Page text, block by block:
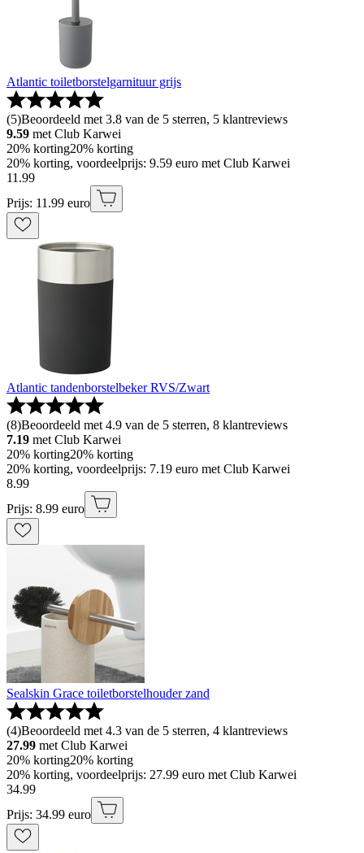
Atlantic toiletborstelgarnituur grijs
(5)Beoordeeld met 3.8 van de 5 sterren, 5 klantreviews
9.59 met Club Karwei
20% korting20% korting
20% korting, voordeelprijs: 9.59 euro met Club Karwei
11 .99
Prijs: 11.99 euro
Atlantic tandenborstelbeker RVS/Zwart
(8)Beoordeeld met 4.9 van de 5 sterren, 8 klantreviews
7.19 met Club Karwei
20% korting20% korting
20% korting, voordeelprijs: 7.19 euro met Club Karwei
8.99
Prijs: 8.99 euro
Sealskin Grace toiletborstelhouder zand
(4)Beoordeeld met 4.3 van de 5 sterren, 4 klantreviews
27.99 met Club Karwei
20% korting20% korting
20% korting, voordeelprijs: 27.99 euro met Club Karwei
34.99
Prijs: 34.99 euro